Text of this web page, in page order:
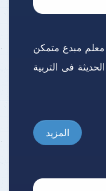
معلم مبدع متمكن
فى التربية
المزيد